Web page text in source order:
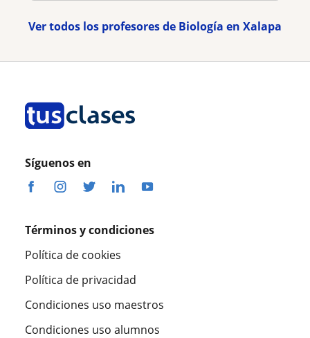
Ver todos los profesores de Biología en Xalapa
Síguenos en
Términos y condiciones
Política de cookies
Política de privacidad
Condiciones uso maestros
Condiciones uso alumnos